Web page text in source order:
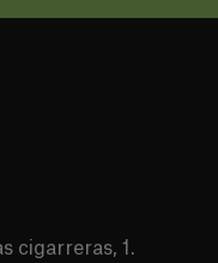
cigarreras, 1.